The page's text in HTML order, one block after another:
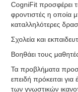
CogniFit προσφέρει
φροντιστές η οποία
καταλληλότερες
Σχολεία και
Βοηθάει τους
Τα προβλήματα
επειδή πρόκειται
των γνωστικών